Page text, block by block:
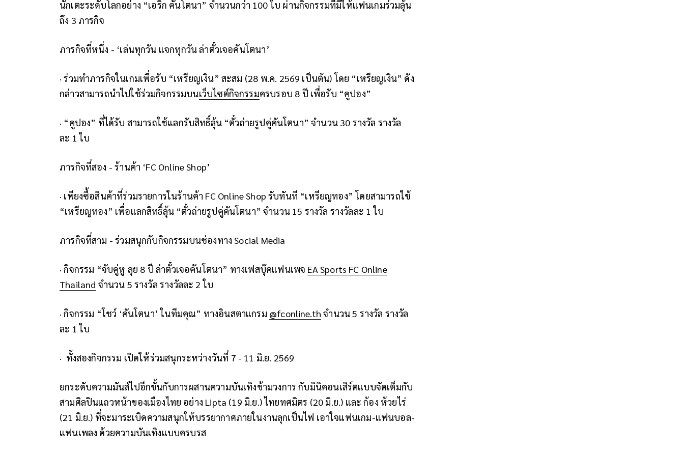
นักเตะระดับโลกอย่าง “เอริก คันโตนา” จำนวนกว่า 100ใบ ผ่านกิจกรรมที่มีให้แฟนเกมร่วมลุ้น
ถึง 3 ภารกิจ
ภารกิจที่หนึ่ง - ‘เล่นทุกวัน แจกทุกวัน ล่าตั๋วเจอคันโตนา’
·ร่วมทำภารกิจในเกมเพื่อรับ “เหรียญเงิน” สะสม (28 พ.ค. 2569 เป็นต้น) โดย “เหรียญเงิน” ดัง
กล่าวสามารถนำไปใช้ร่วมกิจกรรมบนเว็บไซต์กิจกรรมครบรอบ 8 ปี เพื่อรับ “คูปอง”
· “คูปอง” ที่ได้รับ สามารถใช้แลกรับสิทธิ์ลุ้น “ตั๋วถ่ายรูปคู่คันโตนา” จำนวน 30 รางวัล รางวัล
ละ 1ใบ
ภารกิจที่สอง - ร้านค้า ‘FC Online Shop’
· เพียงซื้อสินค้าที่ร่วมรายการในร้านค้า FC Online Shopรับทันที “เหรียญทอง” โดยสามารถใช้
“เหรียญทอง” เพื่อแลกสิทธิ์ลุ้น “ตั๋วถ่ายรูปคู่คันโตนา” จำนวน 15 รางวัล รางวัลละ 1ใบ
ภารกิจที่สาม - ร่วมสนุกกับกิจกรรมบนช่องทางSocial Media
·กิจกรรม “จับคู่หู ลุย 8 ปี ล่าตั๋วเจอคันโตนา” ทางเฟสบุ๊คแฟนเพจ EA Sports FC Online
Thailand จำนวน 5 รางวัล รางวัลละ2ใบ
·กิจกรรม “โชว์ ‘คันโตนา’ในทีมคุณ” ทางอินสตาแกรม @fconline.th จำนวน5 รางวัล รางวัล
ละ 1ใบ
· ทั้งสองกิจกรรม เปิดให้ร่วมสนุกระหว่างวันที่ 7 - 11 มิ.ย. 2569
ยกระดับความมันส์ไปอีกขั้นกับการผสานความบันเทิงข้ามวงการ กับมินิคอนเสิร์ตแบบจัดเต็มกับ
สามศิลปินแถวหน้าของเมืองไทย อย่าง Lipta (19 มิ.ย.) ไทยทศมิตร (20 มิ.ย.) และ ก้อง ห้วยไร่
(21 มิ.ย.) ที่จะมาระเบิดความสนุกให้บรรยากาศภายในงานลุกเป็นไฟ เอาใจแฟนเกม-แฟนบอล-
แฟนเพลง ด้วยความบันเทิงแบบครบรส